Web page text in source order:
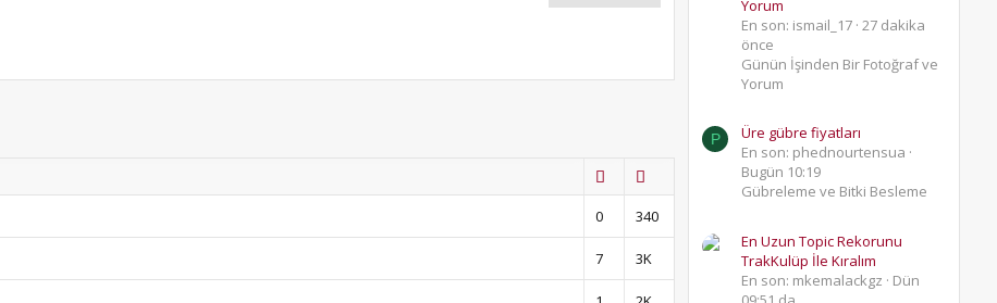
0 340
7 3K
Yorum
En son: ismail_17 27 dakika
önce
Günün İşinden Bir Fotoğraf ve
Yorum
P
Üre gübre fiyatları
En son: phednourtensua
Bugün 10:19
Gübreleme ve Bitki Besleme
En Uzun Topic Rekorunu
TrakKulüp İle Kıralım
En son: mkemalackgz
Dün